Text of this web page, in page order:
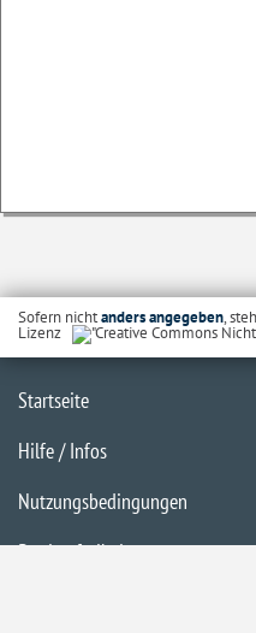
Sofern nichtanders angegeben,
Lizenz
Startseite
Hilfe / Infos
Nutzungsbedingungen
Barrierefreiheit